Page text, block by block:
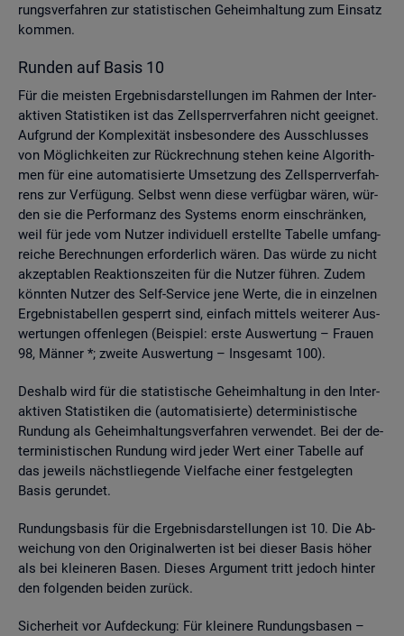
rungs­ver­fah­ren zur sta­tis­ti­schen Ge­heim­hal­tung zum Ein­satz
kom­men.
Run­den auf Basis 10
Für die meis­ten Er­geb­nis­dar­stel­lun­gen im Rah­men der In­ter­
ak­ti­ven Sta­tis­ti­ken ist das Zell­sperr­ver­fah­ren nicht ge­eig­net.
Auf­grund der Kom­ple­xi­tät ins­be­son­de­re des Aus­schlus­ses
von Mög­lich­kei­ten zur Rück­rech­nung ste­hen keine Al­go­rith­
men für eine au­to­ma­ti­sier­te Um­set­zung des Zell­sperr­ver­fah­
rens zur Ver­fü­gung. Selbst wenn diese ver­füg­bar wären, wür­
den sie die Per­for­manz des Sys­tems enorm ein­schrän­ken,
weil für jede vom Nut­zer in­di­vi­du­ell er­stell­te Ta­bel­le um­fang­
rei­che Be­rech­nun­gen er­for­der­lich wären. Das würde zu nicht
ak­zep­ta­blen Re­ak­ti­ons­zei­ten für die Nut­zer füh­ren. Zudem
könn­ten Nut­zer des Self-Ser­vice jene Werte, die in ein­zel­nen
Er­geb­nis­ta­bel­len ge­sperrt sind, ein­fach mit­tels wei­te­rer Aus­
wer­tun­gen of­fen­le­gen (Bei­spiel: erste Aus­wer­tung – Frau­en
98, Män­ner *; zwei­te Aus­wer­tung – Ins­ge­samt 100).
Des­halb wird für die sta­tis­ti­sche Ge­heim­hal­tung in den In­ter­
ak­ti­ven Sta­tis­ti­ken die (au­to­ma­ti­sier­te) de­ter­mi­nis­ti­sche
Run­dung als Ge­heim­hal­tungs­ver­fah­ren ver­wen­det. Bei der de­
ter­mi­nis­ti­schen Run­dung wird jeder Wert einer Ta­bel­le auf
das je­weils nächst­lie­gen­de Viel­fa­che einer fest­ge­leg­ten
Basis ge­run­det.
Run­dungs­ba­sis für die Er­geb­nis­dar­stel­lun­gen ist 10. Die Ab­
wei­chung von den Ori­gi­nal­wer­ten ist bei die­ser Basis höher
als bei klei­ne­ren Basen. Die­ses Ar­gu­ment tritt je­doch hin­ter
den fol­gen­den bei­den zu­rück.
Si­cher­heit vor Auf­de­ckung: Für klei­ne­re Run­dungs­ba­sen –